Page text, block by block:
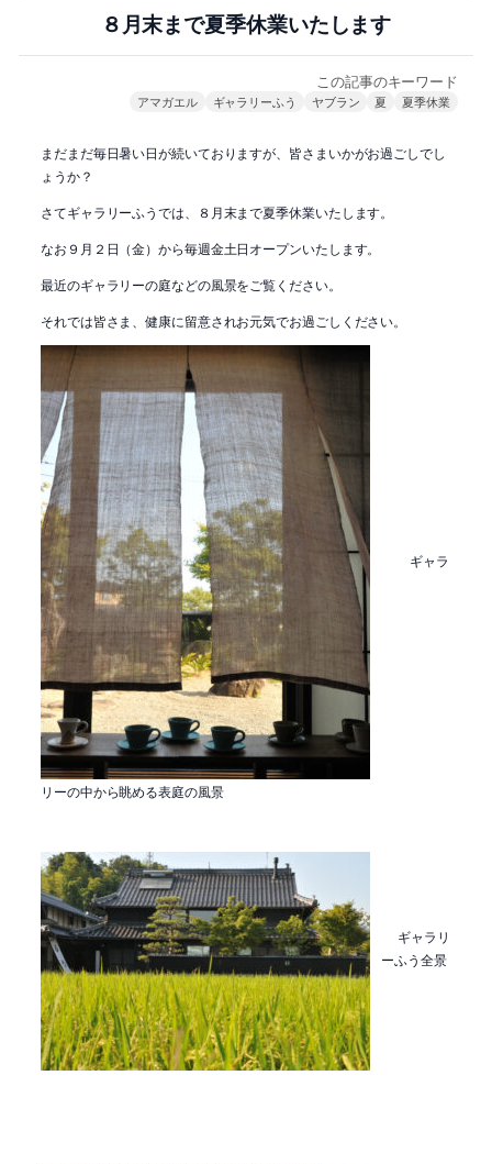
８月末まで夏季休業いたします
この記事のキーワード
アマガエル ギャラリーふう ヤブラン 夏 夏季休業
まだまだ毎日暑い日が続いておりますが、皆さまいかがお過ごしでし
ょうか？
さてギャラリーふうでは、８月末まで夏季休業いたします。
なお９月２日（金）から毎週金土日オープンいたします。
最近のギャラリーの庭などの風景をご覧ください。
それでは皆さま、健康に留意されお元気でお過ごしください。
ギャラ
リーの中から眺める表庭の風景
ギャラリ
ーふう全景